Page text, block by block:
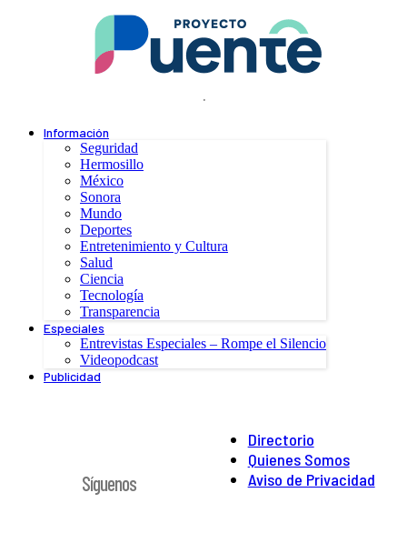
.
Información
Seguridad
Hermosillo
México
Sonora
Mundo
Deportes
Entretenimiento y Cultura
Salud
Ciencia
Tecnología
Transparencia
Especiales
Entrevistas Especiales – Rompe el Silencio
Videopodcast
Publicidad
Directorio
Quienes Somos
Aviso de Privacidad
Síguenos